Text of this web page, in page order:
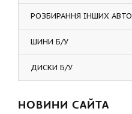
РОЗБИРАННЯ ІНШИХ АВТО
ШИНИ Б/У
ДИСКИ Б/У
НОВИНИ САЙТА